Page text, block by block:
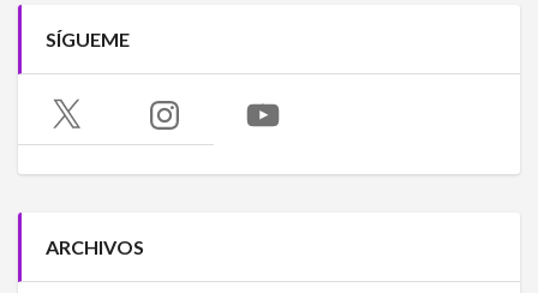
SÍGUEME
X Instagram YouTube
ARCHIVOS